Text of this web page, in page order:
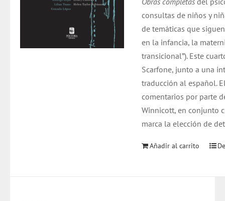
consultas de niños y
de temáticas que
en la infancia, la
transicional”). Este
Scarfone, junto a una
traducción al español.
comentarios por parte
Winnicott, en conjunto
marca la elección de
Añadir al carrito